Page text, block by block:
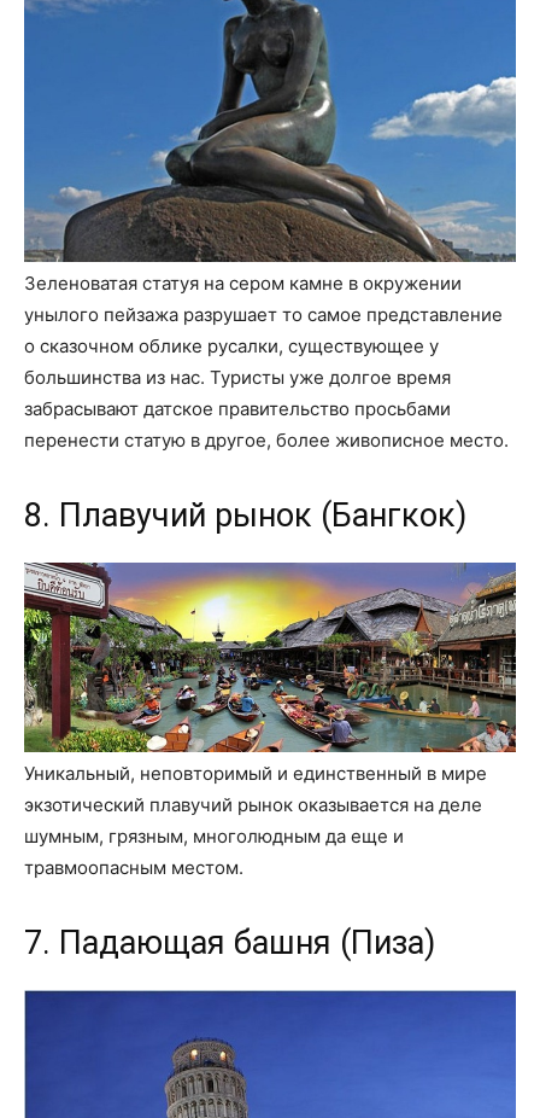
Зеленоватая статуя на сером камне в окружении
унылого пейзажа разрушает то самое представление
о сказочном облике русалки, существующее у
большинства из нас. Туристы уже долгое время
забрасывают датское правительство просьбами
перенести статую в другое, более живописное место.
8. Плавучий рынок (Бангкок)
Уникальный, неповторимый и единственный в мире
экзотический плавучий рынок оказывается на деле
шумным, грязным, многолюдным да еще и
травмоопасным местом.
7. Падающая башня (Пиза)